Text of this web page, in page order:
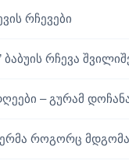
რჩევები
ბაბუის რჩევა
– გურამ
როგორც